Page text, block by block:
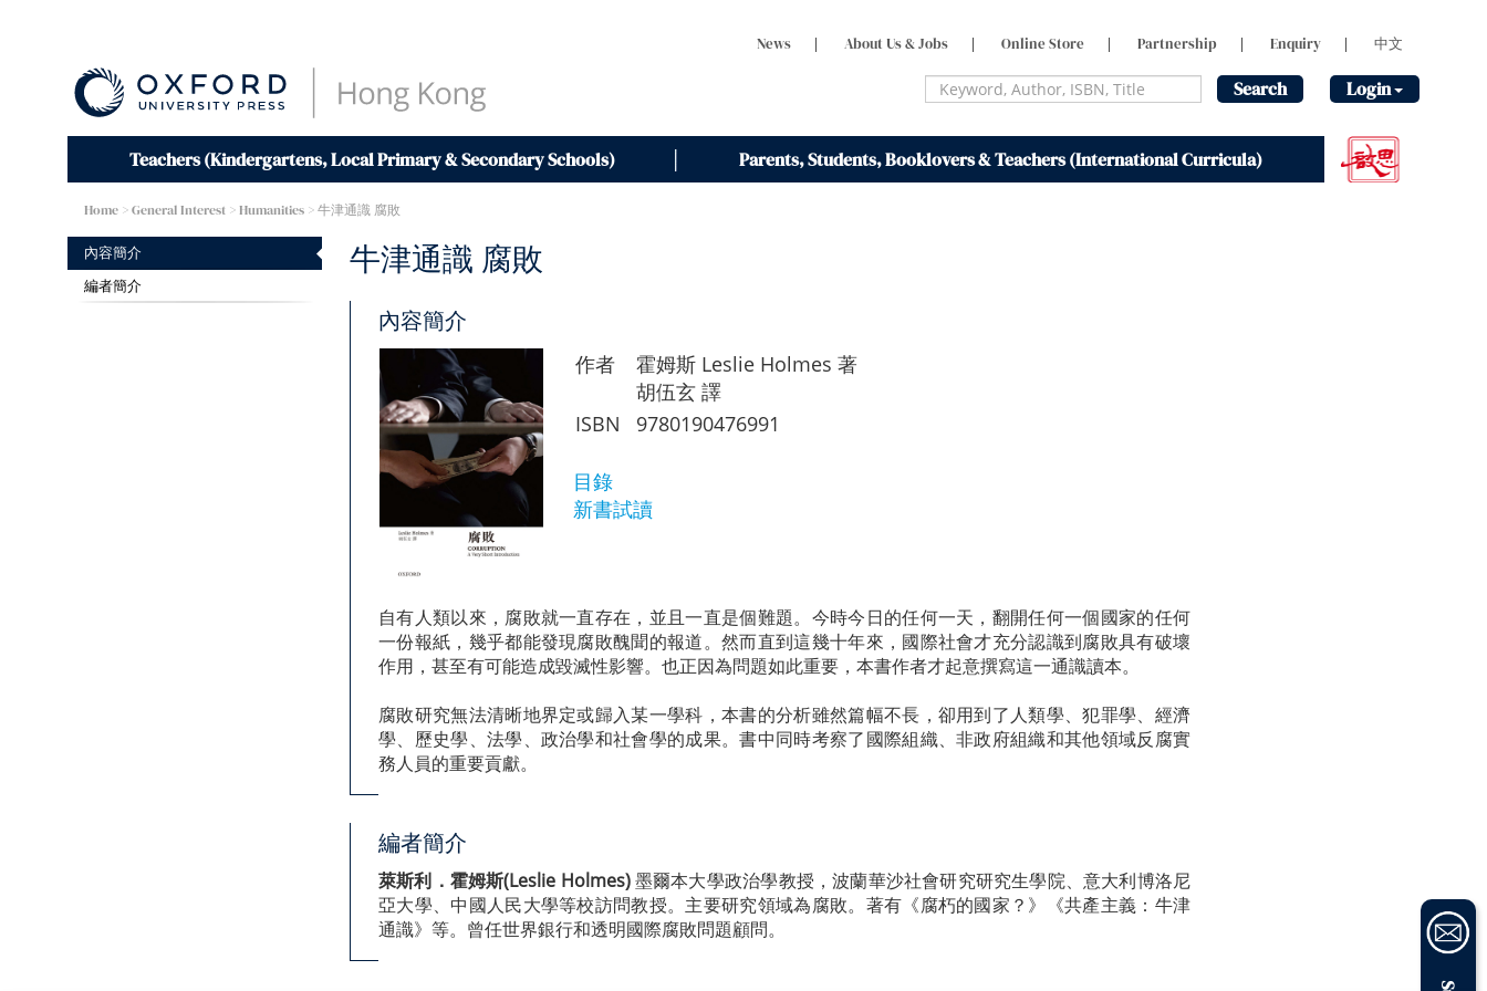
News | About Us & Jobs | Online Store | Partnership | Enquiry | 中文
Search Login
Teachers (Kindergartens, Local Primary & Secondary Schools) Parents, Students, Booklovers & Teachers (International Curricula)
Home > General Interest >Humanities > 牛津通識 腐敗
內容簡介
編者簡介
牛津通識 腐敗
內容簡介
作者
霍姆斯 Leslie Holmes 著
胡伍玄 譯
ISBN
9780190476991
目錄
新書試讀
自有人類以來，腐敗就一直存在，並且一直是個難題。今時今日的任何一天，翻開任何一個國家的任何
一份報紙，幾乎都能發現腐敗醜聞的報道。然而直到這幾十年來，國際社會才充分認識到腐敗具有破壞
作用，甚至有可能造成毀滅性影響。也正因為問題如此重要，本書作者才起意撰寫這一通識讀本。
腐敗研究無法清晰地界定或歸入某一學科，本書的分析雖然篇幅不長，卻用到了人類學、犯罪學、經濟
學、歷史學、法學、政治學和社會學的成果。書中同時考察了國際組織、非政府組織和其他領域反腐實
務人員的重要貢獻。
編者簡介
萊斯利．霍姆斯(Leslie Holmes)墨爾本大學政治學教授，波蘭華沙社會研究研究生學院、意大利博洛尼
亞大學、中國人民大學等校訪問教授。主要研究領域為腐敗。著有《腐朽的國家？》《共產主義：牛津
通識》等。曾任世界銀行和透明國際腐敗問題顧問。